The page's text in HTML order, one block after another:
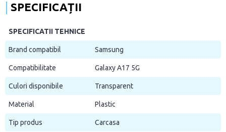
SPECIFICAȚII
SPECIFICATII TEHNICE
Brand compatibil Samsung
Compatibilitate Galaxy A17 5G
Culori disponibile Transparent
Material Plastic
Tip produs Carcasa